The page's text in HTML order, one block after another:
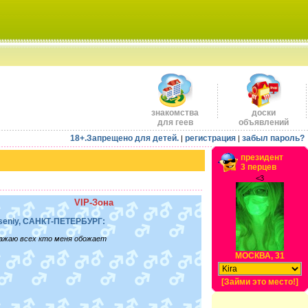
знакомства
для геев
доски
объявлений
18+.Запрещено для детей. | регистрация | забыл пароль?
VIP-Зона
САНКТ-ПЕТЕРБУРГ:
всех кто меня обожает
президент
3 перцев
<3
МОСКВА, 31
[Займи это место!]